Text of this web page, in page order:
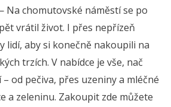
Na chomutovské náměstí se po
vrátil život. I přes nepřízeň
lidí, aby si konečně nakoupili na
trzích. V nabídce je vše, nač
od pečiva, přes uzeniny a mléčné
a zeleninu. Zakoupit zde můžete